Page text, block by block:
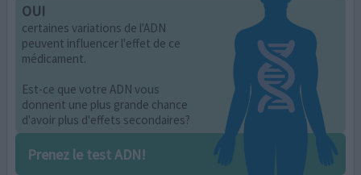
OUI
certaines variations de l'ADN
peuvent influencer l'effet de ce
médicament.
Est-ce que votre ADN vous
donnent une plus grande chance
d'avoir plus d'effets secondaires?
Prenez le test ADN!